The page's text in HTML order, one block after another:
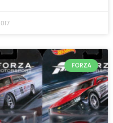
FORZA